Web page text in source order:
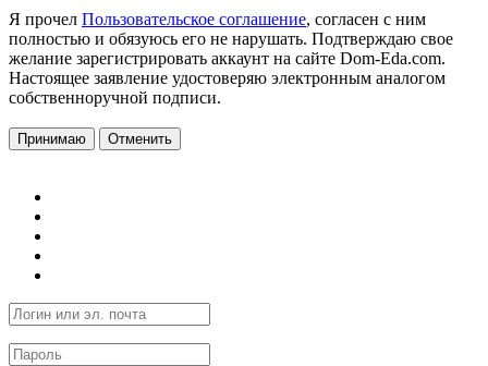
Я прочел Пользовательское соглашение, согласен с ним
полностью и обязуюсь его не нарушать. Подтверждаю свое
желание зарегистрировать аккаунт на сайте Dom-Eda.com.
Настоящее заявление удостоверяю электронным аналогом
собственноручной подписи.
Принимаю Отменить